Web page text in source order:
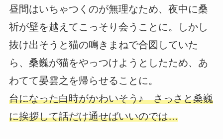
昼間はいちゃつくのが無理なため、夜中に桑
祈が壁を越えてこっそり会うことに。しかし
抜け出そうと猫の鳴きまねで合図していた
ら、桑巍が猫をやっつけようとしたため、あ
わてて晏雲之を帰らせることに。
台になった白時がかわいそう♪ さっさと桑巍
に挨拶して話だけ通せばいいのでは…